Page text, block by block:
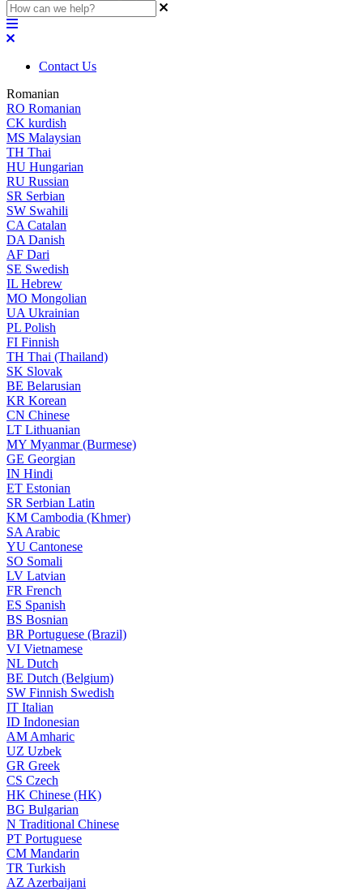
Contact Us
Romanian
RO Romanian
CK kurdish
MS Malaysian
TH Thai
HU Hungarian
RU Russian
SR Serbian
SW Swahili
CA Catalan
DA Danish
AF Dari
SE Swedish
IL Hebrew
MO Mongolian
UA Ukrainian
PL Polish
FI Finnish
TH Thai (Thailand)
SK Slovak
BE Belarusian
KR Korean
CN Chinese
LT Lithuanian
MY Myanmar (Burmese)
GE Georgian
IN Hindi
ET Estonian
SR Serbian Latin
KM Cambodia (Khmer)
SA Arabic
YU Cantonese
SO Somali
LV Latvian
FR French
ES Spanish
BS Bosnian
BR Portuguese (Brazil)
VI Vietnamese
NL Dutch
BE Dutch (Belgium)
SW Finnish Swedish
IT Italian
ID Indonesian
AM Amharic
UZ Uzbek
GR Greek
CS Czech
HK Chinese (HK)
BG Bulgarian
N Traditional Chinese
PT Portuguese
CM Mandarin
TR Turkish
AZ Azerbaijani